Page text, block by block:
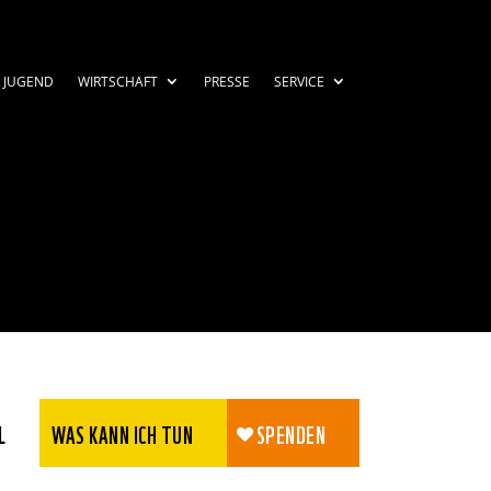
JUGEND WIRTSCHAFT PRESSE SERVICE
WAS KANN ICH TUN SPENDEN
Zustimmen Ablehnen